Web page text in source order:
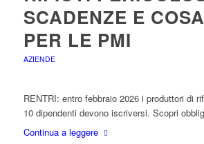
SCADENZE E
PER LE PMI
AZIENDE
RENTRI: entro febbraio 2026 i produttori di
10 dipendenti devono iscriversi. Scopri
Continua a leggere